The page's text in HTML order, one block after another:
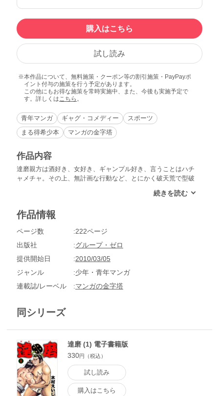
購入はこちら
試し読み
本作品について、無料施策・クーポン等の割引施策・PayPayポ
イント付与の施策を行う予定があります。
この他にもお得な施策を常時実施中、また、今後も実施予定で
す。詳しくはこちら 。
青年マンガ ギャグ・コメディー
スポーツ
まる得希少本
マンガの金字塔
作品内容
達磨親方は酒好き、女好き、ギャンプル好き、言うことはハチ
ャメチャ。その上、無計画な行動など、とにかく破天荒で型破
かりで、新しい弟子も入ってこない。しかし、型破りな方法で
とはひと味もふた味も違った、ギャグ要素満載の作品。
作品情報
ページ数
222ページ
出版社
グループ・ゼロ
提供開始日
2010/03/05
ジャンル
少年・青年マンガ
連載誌/レーベル
マンガの金字塔
同シリーズ
達磨 (1) 電子書籍版
330円（税込）
試し読み
購入はこちら